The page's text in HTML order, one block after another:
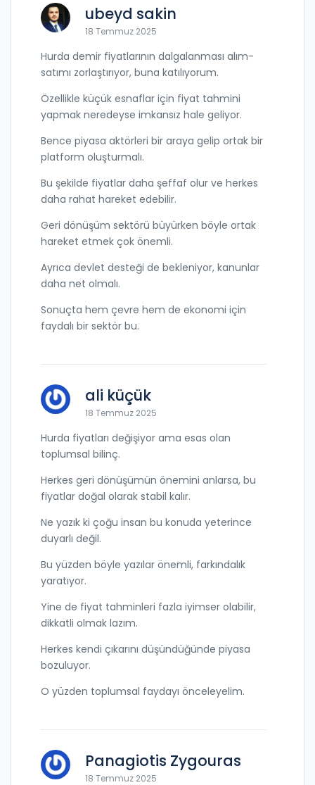
ubeyd sakin
18 Temmuz 2025
Hurda demir fiyatlarının dalgalanması alım-
satımı zorlaştırıyor, buna katılıyorum.
Özellikle küçük esnaflar için fiyat tahmini
yapmak neredeyse imkansız hale geliyor.
Bence piyasa aktörleri bir araya gelip ortak bir
platform oluşturmalı.
Bu şekilde fiyatlar daha şeffaf olur ve herkes
daha rahat hareket edebilir.
Geri dönüşüm sektörü büyürken böyle ortak
hareket etmek çok önemli.
Ayrıca devlet desteği de bekleniyor, kanunlar
daha net olmalı.
Sonuçta hem çevre hem de ekonomi için
faydalı bir sektör bu.
ali küçük
18 Temmuz 2025
Hurda fiyatları değişiyor ama esas olan
toplumsal bilinç.
Herkes geri dönüşümün önemini anlarsa, bu
fiyatlar doğal olarak stabil kalır.
Ne yazık ki çoğu insan bu konuda yeterince
duyarlı değil.
Bu yüzden böyle yazılar önemli, farkındalık
yaratıyor.
Yine de fiyat tahminleri fazla iyimser olabilir,
dikkatli olmak lazım.
Herkes kendi çıkarını düşündüğünde piyasa
bozuluyor.
O yüzden toplumsal faydayı önceleyelim.
Panagiotis Zygouras
18 Temmuz 2025